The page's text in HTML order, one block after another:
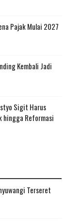
Pajak Mulai 2027
Kembali Jadi
Sigit Harus
hingga Reformasi
Terseret